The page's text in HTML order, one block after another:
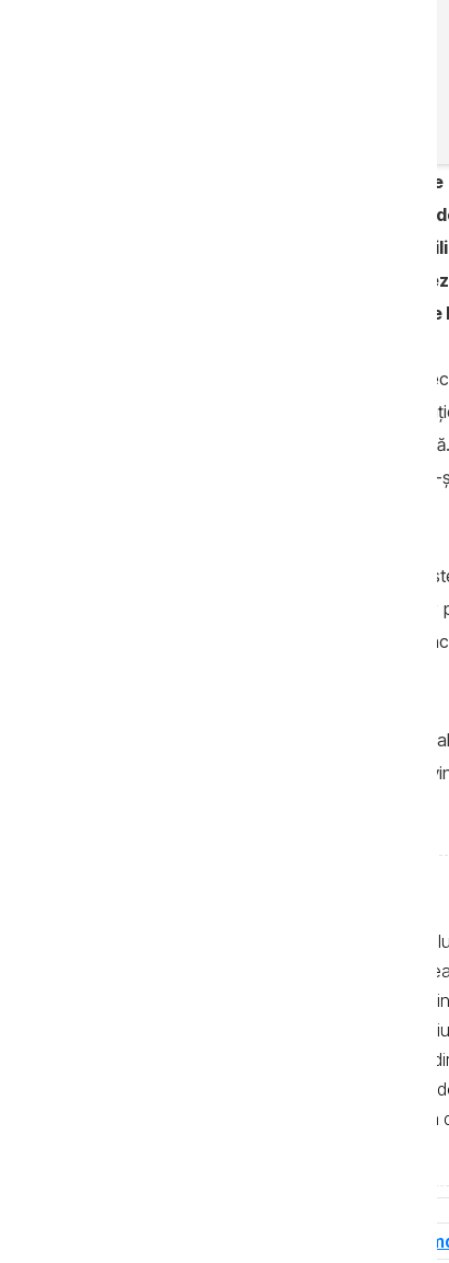
Bunuri în valoare de circa 3
Bunurilor Infracționale (ARBI) și
săptămânii trecute. Totodată, 2,1
depunerii acestora în conturile
sechestre de circa 20 de milioane
Potrivit CNA, pe parcursul săptămânii
de corupție ce vizează angajați ai
de corupere pasivă și trafic de
medicale, un medic neurolog,
Într-un alt dosar de trafic de influență
măsurilor preventive aplicate mai
influență asupra unor persoane cu
CNA anunță pornirea a 21 de cauze
persoane se află în izolator, iar alți 11
Textele de pe pagina web a
realizate de jurnaliști, cu
autor. Preluarea textelor știrilor și a
de 500 de semne. În mod
sau bloguri) trebuie indicat şi linkul
primul alineat, iar în cazul
integrală a textelor se poate